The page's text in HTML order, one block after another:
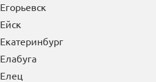
Егорьевск
Ейск
Екатеринбург
Елабуга
Елец